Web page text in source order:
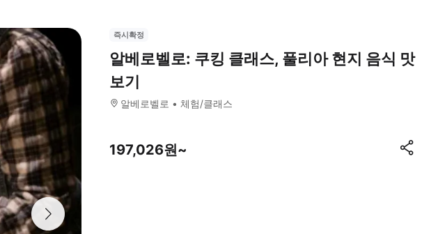
즉시확정
알베로벨로: 쿠킹 클래스, 풀리아 현지 음식 맛
보기
알베로벨로 체험/클래스
197,026원~